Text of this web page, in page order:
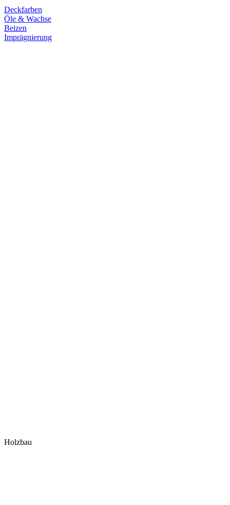
Deckfarben
Öle & Wachse
Beizen
Imprägnierung
Holzbau